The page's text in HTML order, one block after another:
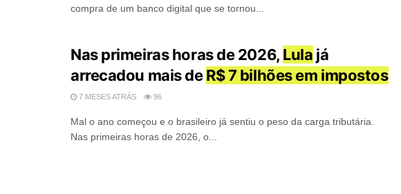
compra de um banco digital que se tornou...
Nas primeiras horas de 2026, Lula já
arrecadou mais deR$ 7 bilhões em impostos
7 MESES ATRÁS 96
Mal o ano começou e o brasileiro já sentiu o peso da carga tributária.
Nas primeiras horas de 2026, o...